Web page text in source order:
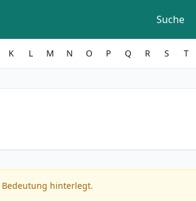
Suche
K L M N O P Q R S T
hinterlegt.